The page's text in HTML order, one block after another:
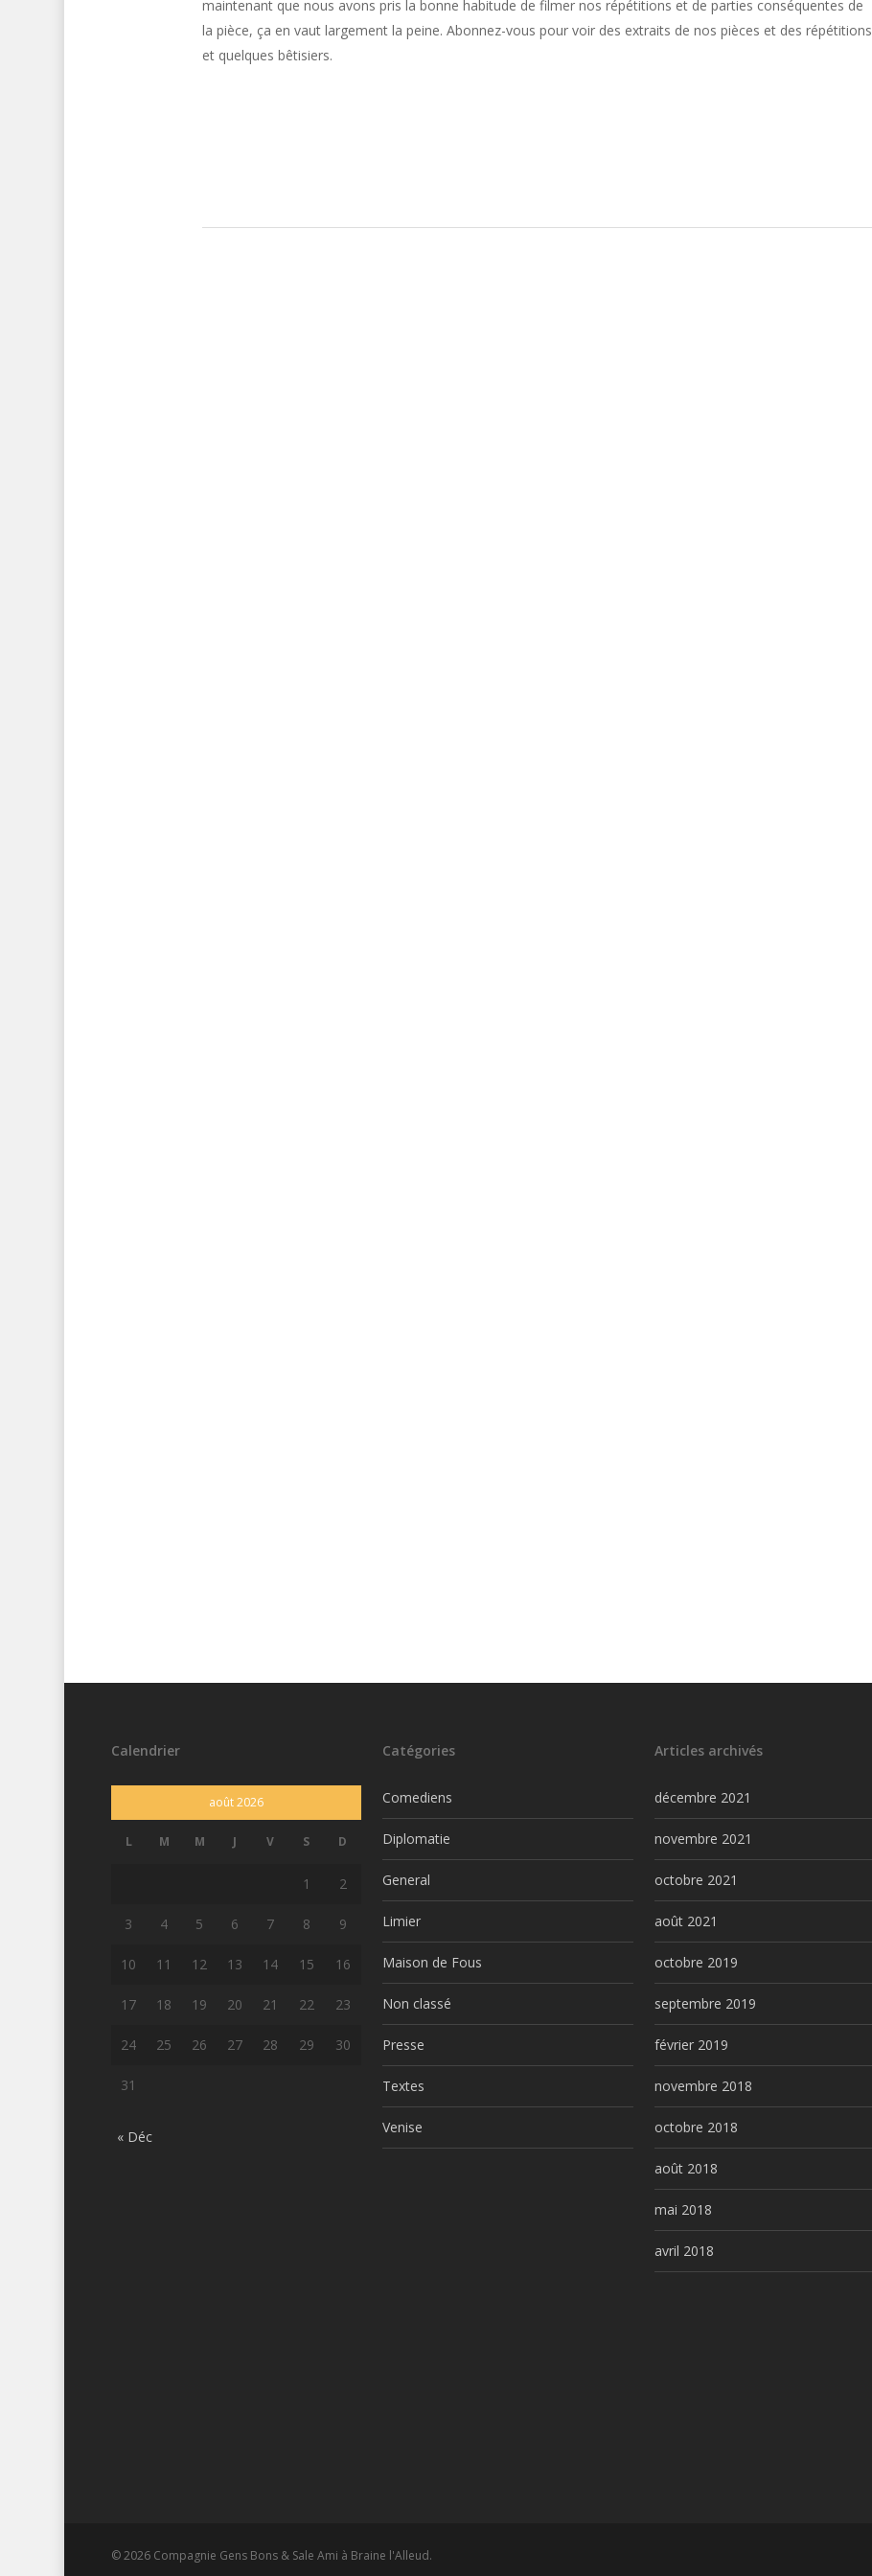
maintenant que nous avons pris la bonne habitude de filmer nos répétitions et de parties conséquentes de
la pièce, ça en vaut largement la peine. Abonnez-vous pour voir des extraits de nos pièces et des répétitions
et quelques bêtisiers.
Calendrier
août 2026
L M M J V S D
1 2
3 4 5 6 7 8 9
10 11 12 13 14 15 16
17 18 19 20 21 22 23
24 25 26 27 28 29 30
31
« Déc
Catégories
Comediens
Diplomatie
General
Limier
Maison de Fous
Non classé
Presse
Textes
Venise
Articles archivés
décembre 2021
novembre 2021
octobre 2021
août 2021
octobre 2019
septembre 2019
février 2019
novembre 2018
octobre 2018
août 2018
mai 2018
avril 2018
© 2026 Compagnie Gens Bons & Sale Ami à Braine l'Alleud.